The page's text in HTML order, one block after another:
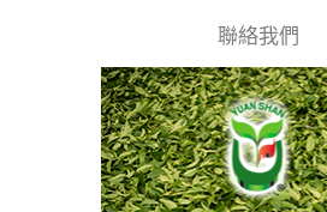
聯絡我們